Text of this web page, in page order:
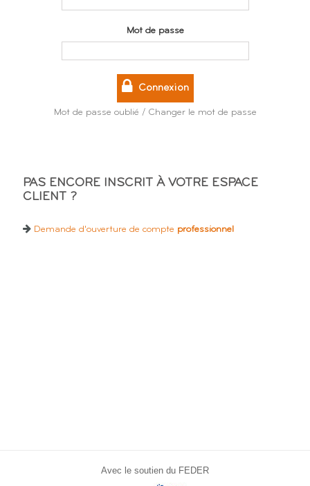
Mot de passe
Connexion
Mot de passe oublié / Changer le mot de passe
PAS ENCORE INSCRIT À VOTRE ESPACE
CLIENT ?
Demande d'ouverture de compte professionnel
Avec le soutien du FEDER